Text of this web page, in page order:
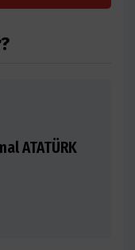
ATATÜRK